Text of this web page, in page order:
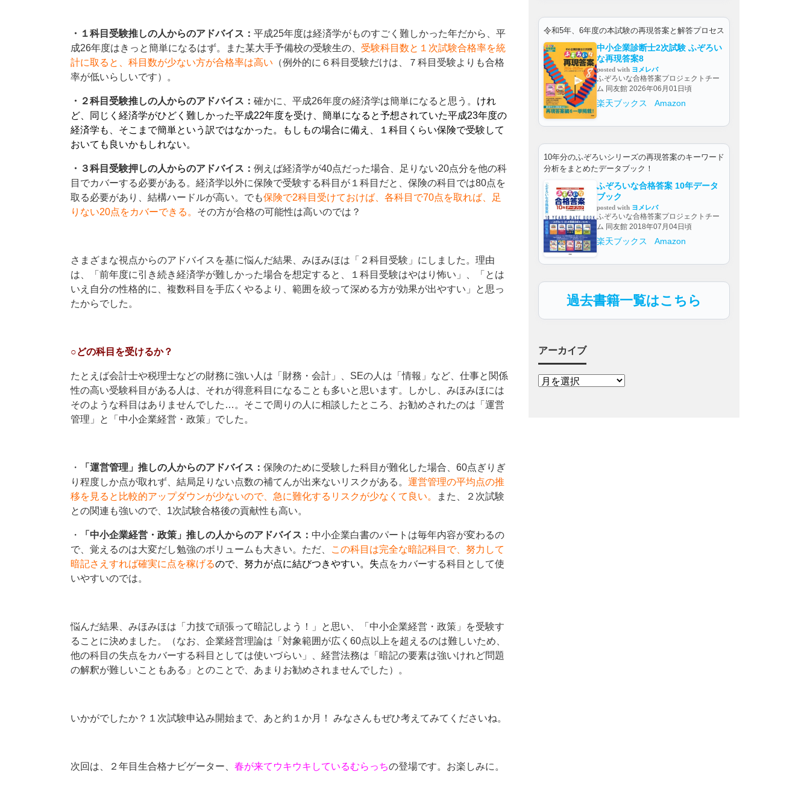
・１科目受験推しの人からのアドバイス： 平成25年度は経済学がものすごく難しかった年だから、平
成26年度はきっと簡単になるはず。また某大手予備校の受験生の、 受験科目数と１次試験合格率を統
計に取ると、科目数が少ない方が合格率は高い （例外的に６科目受験だけは、７科目受験よりも合格
率が低いらしいです）。
・２科目受験推しの人からのアドバイス： 確かに、平成26年度の経済学は簡単になると思う。 けれ
ど、同じく経済学がひどく難しかった平成22年度を受け、簡単になると予想されていた平成23年度の
経済学も、そこまで簡単という訳ではなかった。もしもの場合に備え、１科目くらい保険で受験して
おいても良いかもしれない。
・３科目受験押しの人からのアドバイス： 例えば経済学が40点だった場合、足りない20点分を他の科
目でカバーする必要がある。経済学以外に保険で受験する科目が１科目だと、保険の科目では80点を
取る必要があり、結構ハードルが高い。でも保険で2科目受けておけば、各科目で70点を取れば、足
りない20点をカバーできる。 その方が合格の可能性は高いのでは？
さまざまな視点からのアドバイスを基に悩んだ結果、みほみほは「２科目受験」にしました。理由
は、「前年度に引き続き経済学が難しかった場合を想定すると、１科目受験はやはり怖い」、「とは
いえ自分の性格的に、複数科目を手広くやるより、範囲を絞って深める方が効果が出やすい」と思っ
たからでした。
○どの科目を受けるか？
たとえば会計士や税理士などの財務に強い人は「財務・会計」、SEの人は「情報」など、仕事と関係
性の高い受験科目がある人は、それが得意科目になることも多いと思います。しかし、みほみほには
そのような科目はありませんでした…。そこで周りの人に相談したところ、お勧めされたのは「運営
管理」と「中小企業経営・政策」でした。
・ 「運営管理」推しの人からのアドバイス： 保険のために受験した科目が難化した場合、60点ぎりぎ
り程度しか点が取れず、結局足りない点数の補てんが出来ないリスクがある。 運営管理の平均点の推
移を見ると比較的アップダウンが少ないので、急に難化するリスクが少なくて良い。
また、２次試験
との関連も強いので、1次試験合格後の貢献性も高い。
・ 「中小企業経営・政策」推しの人からのアドバイス： 中小企業白書のパートは毎年内容が変わるの
で、覚えるのは大変だし勉強のボリュームも大きい。ただ、
この科目は完全な暗記科目で、努力して
暗記さえすれば確実に点を稼げるので、努力が点に結びつきやすい。 失点をカバーする科目として使
いやすいのでは。
悩んだ結果、みほみほは「力技で頑張って暗記しよう！」と思い、「中小企業経営・政策」を受験す
ることに決めました。（なお、企業経営理論は「対象範囲が広く60点以上を超えるのは難しいため、
他の科目の失点をカバーする科目としては使いづらい」、経営法務は「暗記の要素は強いけれど問題
の解釈が難しいこともある」とのことで、あまりお勧めされませんでした）。
いかがでしたか？１次試験申込み開始まで、あと約１か月！ みなさんもぜひ考えてみてくださいね。
次回は、２年目生合格ナビゲーター、 春が来てウキウキしているむらっちの登場です。お楽しみに。
令和5年、6年度の本試験の再現答案と解答プロセス
中小企業診断士2次試験 ふぞろい
な再現答案8
posted with ヨメレバ
ふぞろいな合格答案プロジェクトチー
ム 同友館 2026年06月01日頃
楽天ブックス Amazon
10年分のふぞろいシリーズの再現答案のキーワード
分析をまとめたデータブック！
ふぞろいな合格答案 10年データ
ブック
posted with ヨメレバ
ふぞろいな合格答案プロジェクトチー
ム 同友館 2018年07月04日頃
楽天ブックス Amazon
過去書籍一覧はこちら
アーカイブ